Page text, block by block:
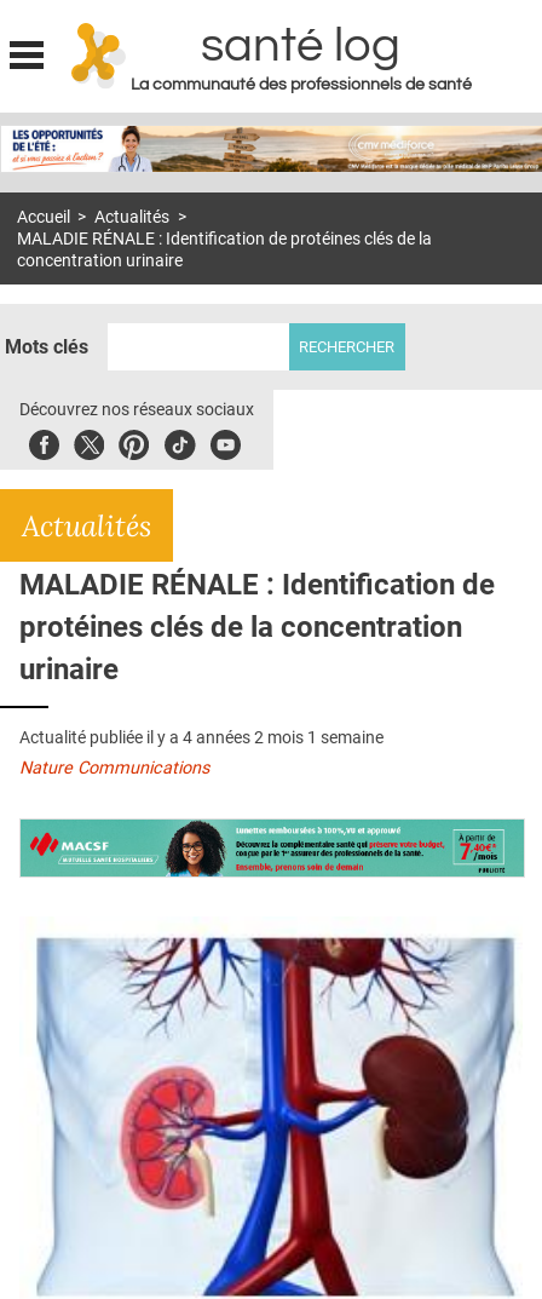
Jump to navigation
santé log
La communauté des professionnels de santé
MON COMPTE
S'ABONNER À LA REVUE SOIN À DOMICILE
E-REVUE SAD
THÉMA
CRÉDITS
Accueil > Actualités >
MALADIE RÉNALE : Identification de protéines clés de la
concentration urinaire
Mots clés
Découvrez nos réseaux sociaux
FacebookTwitterPinterest
TiktokYoubute
Actualités
MALADIE RÉNALE : Identification de
protéines clés de la concentration
urinaire
Actualité publiée il y a 4 années 2 mois 1 semaine
Nature Communications